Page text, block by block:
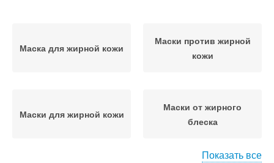
Маска для жирной кожи
Маски против жирной
кожи
Маски для жирной кожи
Маски от жирного
блеска
Показать все